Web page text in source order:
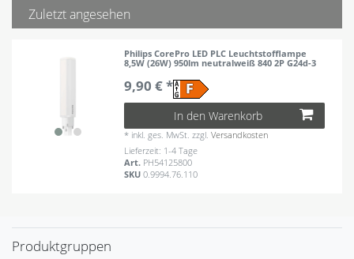
Zuletzt angesehen
Philips CorePro LED PLC Leuchtstofflampe
8,5W (26W) 950lm neutralweiß 840 2P G24d-3
9,90 € *
In den Warenkorb
* inkl. ges. MwSt. zzgl.Versandkosten
Lieferzeit: 1-4 Tage
Art. PH54125800
SKU0.9994.76.110
Produktgruppen